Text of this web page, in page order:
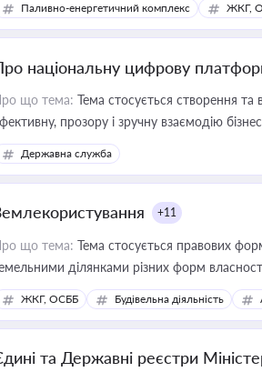
Паливно-енергетичний комплекс ЖКГ,
національну цифрову
що тема: Тема стосується створення
прозору і зручну взаємодію
Державна служба
+11
що тема: Тема стосується правових
ділянками різних форм
ЖКГ, ОСББ Будівельна діяльність
та Державні реєстри